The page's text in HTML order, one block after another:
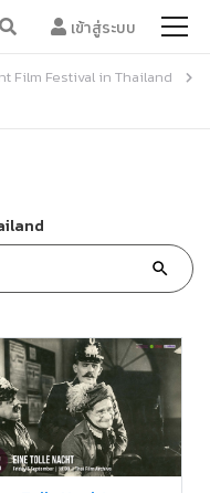
เข้าสู่ระบบ
Film Festival in Thailand